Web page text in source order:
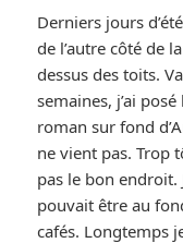
Derniers jours
de l’autre côté de
dessus des toits.
semaines, j’ai
roman sur fond
ne vient pas. Trop
pas le bon endroit.
pouvait être au
cafés. Longtemps